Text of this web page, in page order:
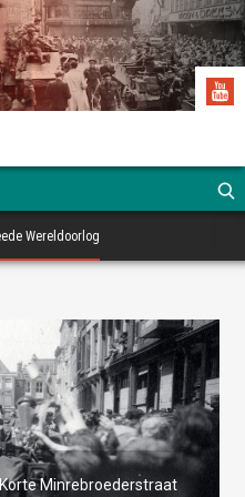
Wereldoorlog
Minrebroederstraat